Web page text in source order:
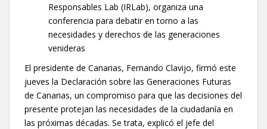
Responsables Lab (IRLab), organiza una
conferencia para debatir en torno a las
necesidades y derechos de las generaciones
venideras
El presidente de Canarias, Fernando Clavijo, firmó este
jueves la Declaración sobre las Generaciones Futuras
de Canarias, un compromiso para que las decisiones del
presente protejan las necesidades de la ciudadanía en
las próximas décadas. Se trata, explicó el jefe del